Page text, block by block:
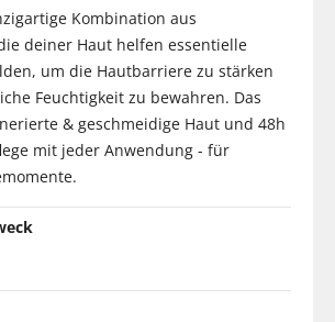
Kombination aus
deiner Haut helfen essentielle
um die Hautbarriere zu stärken
Feuchtigkeit zu bewahren. Das
& geschmeidige Haut und 48h
mit jeder Anwendung - für